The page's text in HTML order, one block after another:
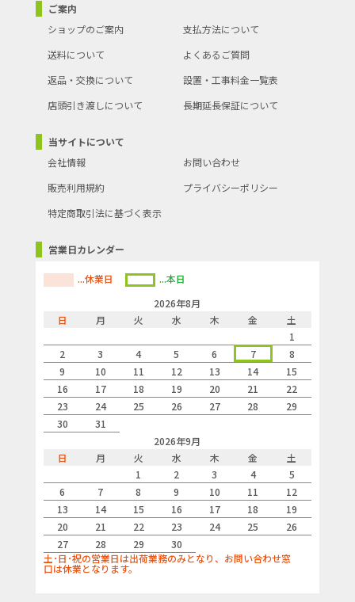
ご案内
ショップのご案内
支払方法について
送料について
よくあるご質問
返品・交換について
設置・工事料金一覧表
店頭引き渡しについて
長期延長保証について
当サイトについて
会社情報
お問い合わせ
販売利用規約
プライバシーポリシー
特定商取引法に基づく表示
営業日カレンダー
...休業日
...本日
2026年8月
日
月 火 水 木 金
土
1
2
3 4 5 6 7
8
9
10 11 12 13 14
15
16
17 18 19 20 21
22
23
24 25 26 27 28
29
30
31
2026年9月
日
月 火 水 木 金
土
1
2 3 4
5
6
7 8 9 10 11
12
13
14 15 16 17 18
19
20
21 22 23 24 25
26
27
28 29
30
土･日･祝の営業日は出荷業務のみとなり、お問い合わせ窓
口は休業となります。